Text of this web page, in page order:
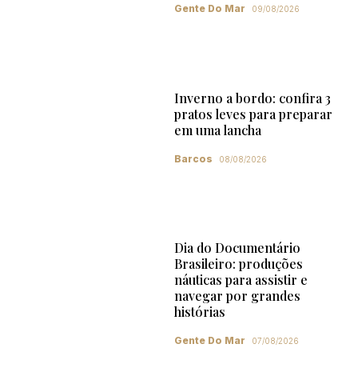
Gente Do Mar 09/08/2026
Inverno a bordo: confira 3
pratos leves para preparar
em uma lancha
Barcos 08/08/2026
Dia do Documentário
Brasileiro: produções
náuticas para assistir e
navegar por grandes
histórias
Gente Do Mar 07/08/2026